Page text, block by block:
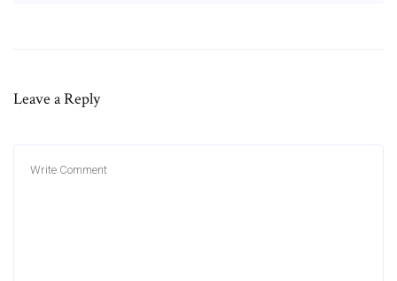
Leave a Reply